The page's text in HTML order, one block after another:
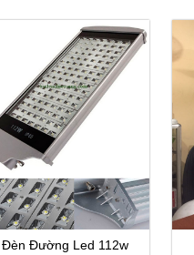
Đèn Đường Led 112w